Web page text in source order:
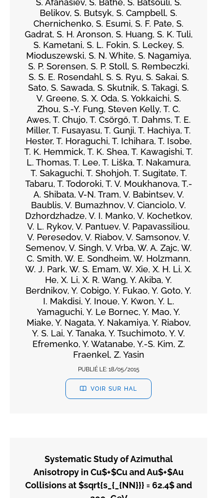
S. Afanasiev, S. Bathe, S. Batsouli, S.
Belikov, S. Butsyk, S. Campbell, S.
Chernichenko, S. Esumi, S. F. Pate, S.
Gadrat, S. H. Aronson, S. Huang, S. K. Tuli,
S. Kametani, S. L. Fokin, S. Leckey, S.
Mioduszewski, S. N. White, S. Nagamiya,
S. P. Sorensen, S. P. Stoll, S. Rembeczki,
S. S. E. Rosendahl, S. S. Ryu, S. Sakai, S.
Sato, S. Sawada, S. Skutnik, S. Takagi, S.
V. Greene, S. X. Oda, S. Yokkaichi, S.
Zhou, S.-Y. Fung, Steven Kelly, T. C.
Awes, T. Chujo, T. Csörgő, T. Dahms, T. E.
Miller, T. Fusayasu, T. Gunji, T. Hachiya, T.
Hester, T. Horaguchi, T. Ichihara, T. Isobe,
T. K. Hemmick, T. K. Shea, T. Kawagishi, T.
L. Thomas, T. Lee, T. Liška, T. Nakamura,
T. Sakaguchi, T. Shohjoh, T. Sugitate, T.
Tabaru, T. Todoroki, T. V. Moukhanova, T.-
A. Shibata, V-N. Tram, V. Babintsev, V.
Baublis, V. Bumazhnov, V. Cianciolo, V.
Dzhordzhadze, V. I. Manko, V. Kochetkov,
V. L. Rykov, V. Pantuev, V. Papavassiliou,
V. Peresedov, V. Riabov, V. Samsonov, V.
Semenov, V. Singh, V. Vrba, W. A. Zajc, W.
C. Smith, W. E. Sondheim, W. Holzmann,
W. J. Park, W. S. Emam, W. Xie, X. H. Li, X.
He, X. Li, X. R. Wang, Y. Akiba, Y.
Berdnikov, Y. Cobigo, Y. Fukao, Y. Goto, Y.
I. Makdisi, Y. Inoue, Y. Kwon, Y. L.
Yamaguchi, Y. Le Bornec, Y. Mao, Y.
Miake, Y. Nagata, Y. Nakamiya, Y. Riabov,
Y. S. Lai, Y. Tanaka, Y. Tsuchimoto, Y. V.
Efremenko, Y. Watanabe, Y.-S. Kim, Z.
Fraenkel, Z. Yasin
PUBLIÉ LE: 18/05/2015
VOIR SUR HAL
Systematic Study of Azimuthal
Anisotropy in Cu$+$Cu and Au$+$Au
Collisions at $sqrt{s_{_{NN}}} = 62.4$ and